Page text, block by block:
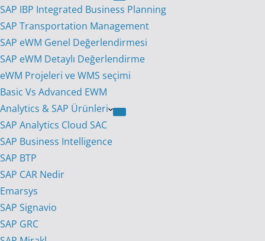
SAP IBP Integrated Business Planning
SAP Transportation Management
SAP eWM Genel Değerlendirmesi
SAP eWM Detaylı Değerlendirme
eWM Projeleri ve WMS seçimi
Basic Vs Advanced EWM
Analytics & SAP Ürünleri
SAP Analytics Cloud SAC
SAP Business Intelligence
SAP BTP
SAP CAR Nedir
Emarsys
SAP Signavio
SAP GRC